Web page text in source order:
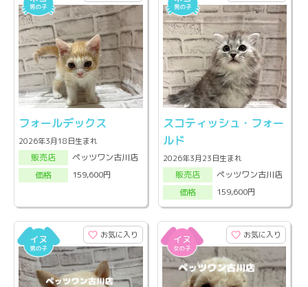
フォールデックス
2026年3月18日生まれ
販売店
ペッツワン古川店
価格
159,600円
スコティッシュ・フォー
ルド
2026年3月23日生まれ
販売店
ペッツワン古川店
価格
159,600円
お気に入り お気に入り